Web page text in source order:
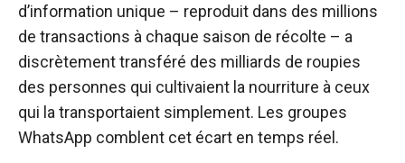
d’information unique – reproduit dans des millions
de transactions à chaque saison de récolte – a
discrètement transféré des milliards de roupies
des personnes qui cultivaient la nourriture à ceux
qui la transportaient simplement. Les groupes
WhatsApp comblent cet écart en temps réel.